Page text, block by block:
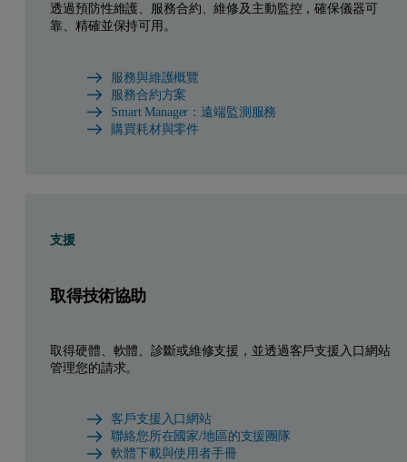
透過預防性維護、服務合約、維修及主動監控，確保儀器可
靠、精確並保持可用。
服務與維護概覽
服務合約方案
Smart Manager：遠端監測服務
購買耗材與零件
支援
取得技術協助
取得硬體、軟體、診斷或維修支援，並透過客戶支援入口網站
管理您的請求。
客戶支援入口網站
聯絡您所在國家/地區的支援團隊
軟體下載與使用者手冊